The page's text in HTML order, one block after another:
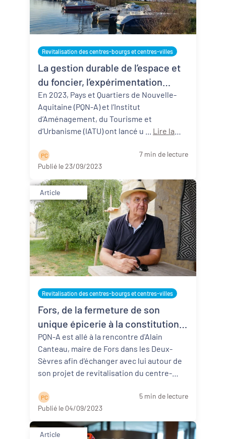
Revitalisation des centres-bourgs et centres-villes
La gestion durable de l’espace et
du foncier, l’expérimentation
territoriale menée dans le
territoire des Grands Lacs
En 2023, Pays et Quartiers de Nouvelle-
Aquitaine (PQN-A) et l’Institut
d’Aménagement, du Tourisme et
Lire la
P C
7 min de lecture
Publié le 23/09/2023
Article
Revitalisation des centres-bourgs et centres-villes
Fors, de la fermeture de son
unique épicerie à la constitution
d'un projet d'envergure
PQN-A est allé à la rencontre d'Alain
Canteau, maire de Fors dans les Deux-
Sèvres afin d'échanger avec lui autour de
son projet de revitalisation du centre-
suite
P C
5 min de lecture
Publié le 04/09/2023
Article